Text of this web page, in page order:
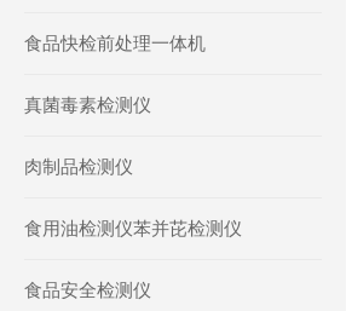
食品快检前处理一体机
真菌毒素检测仪
肉制品检测仪
食用油检测仪苯并芘检测仪
食品安全检测仪